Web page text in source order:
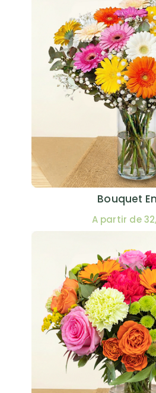
Bouquet
A partir de